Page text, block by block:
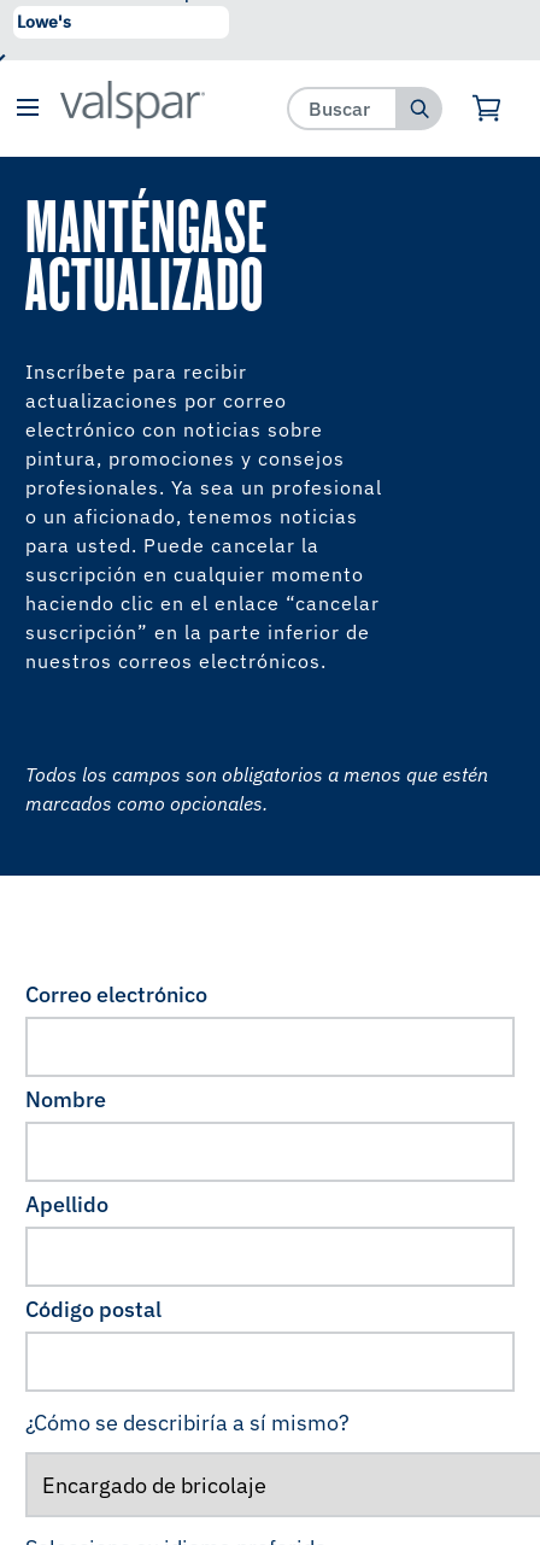
se ha agregado a favoritos.
MANTÉNGASE
ACTUALIZADO
Inscríbete para recibir
actualizaciones por correo
electrónico con noticias sobre
pintura, promociones y consejos
profesionales. Ya sea un profesional
o un aficionado, tenemos noticias
para usted. Puede cancelar la
suscripción en cualquier momento
haciendo clic en el enlace “cancelar
suscripción” en la parte inferior de
nuestros correos electrónicos.
Todos los campos son obligatorios a menos que estén
marcados como opcionales.
Correo electrónico
Nombre
Apellido
Código postal
¿Cómo se describiría a sí mismo?